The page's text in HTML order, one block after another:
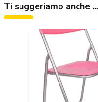
Ti suggeriamo anche ...